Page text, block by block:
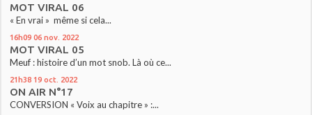
MOT VIRAL 06
« En vrai » même si cela...
16h09 06 nov. 2022
MOT VIRAL 05
Meuf : histoire d’un mot snob. Là où ce...
21h38 19 oct. 2022
ON AIR N°17
CONVERSION « Voix au chapitre » :...